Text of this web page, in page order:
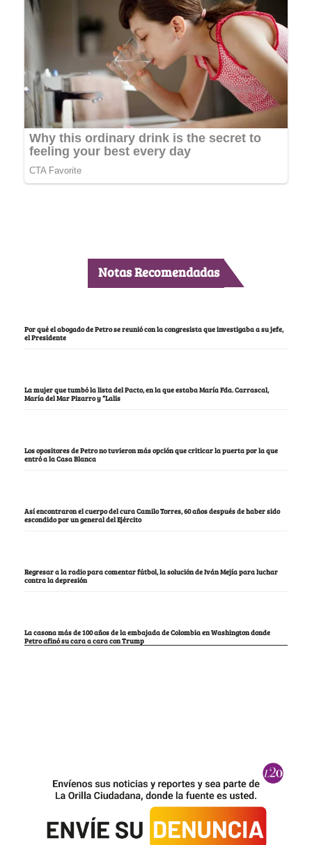
Notas Recomendadas
Por qué el abogado de Petro se reunió con la congresista que investigaba a su jefe,
el Presidente
La mujer que tumbó la lista del Pacto, en la que estaba María Fda. Carrascal,
María del Mar Pizarro y “Lalis
Los opositores de Petro no tuvieron más opción que criticar la puerta por la que
entró a la Casa Blanca
Así encontraron el cuerpo del cura Camilo Torres, 60 años después de haber sido
escondido por un general del Ejército
Regresar a la radio para comentar fútbol, la solución de Iván Mejía para luchar
contra la depresión
La casona más de 100 años de la embajada de Colombia en Washington donde
Petro afinó su cara a cara con Trump